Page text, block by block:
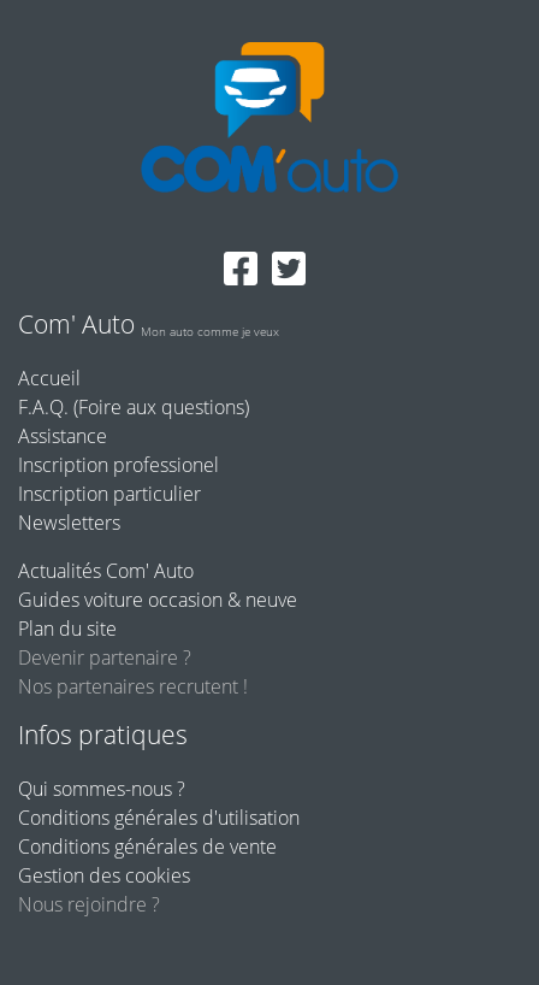
Com' Auto Mon auto comme je veux
Accueil
F.A.Q. (Foire aux questions)
Assistance
Inscription professionel
Inscription particulier
Newsletters
Actualités Com' Auto
Guides voiture occasion & neuve
Plan du site
Devenir partenaire ?
Nos partenaires recrutent !
Infos pratiques
Qui sommes-nous ?
Conditions générales d'utilisation
Conditions générales de vente
Gestion des cookies
Nous rejoindre ?